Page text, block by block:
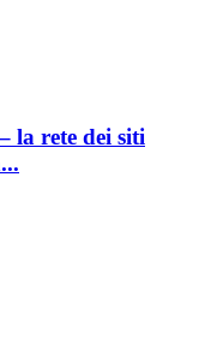
rete dei siti